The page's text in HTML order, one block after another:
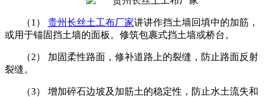
（1 ） 贵州长丝土工布厂家讲讲作挡土墙回填中的加筋，
或用于锚固挡土墙的面板。修筑包裹式挡土墙或桥台。
（2） 加固柔性路面，修补道路上的裂缝，防止路面反射
裂缝。
（3） 增加碎石边坡及加筋土的稳定性，防止水土流失和